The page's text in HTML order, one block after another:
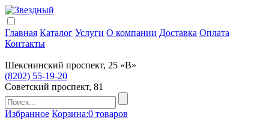
Главная Каталог Услуги О компании Доставка Оплата
Контакты
Шекснинский проспект, 25 «В»
(8202) 55-19-20
Советский проспект, 81
Избранное Корзина:0 товаров